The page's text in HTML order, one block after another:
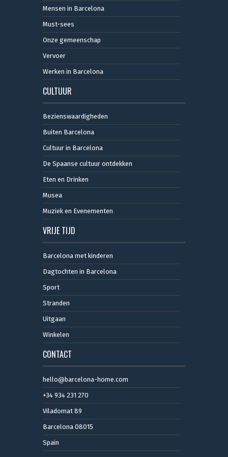
Mensen in Barcelona
Must-sees
Onze gemeenschap
Vervoer
Werken in Barcelona
CULTUUR
Bezienswaardigheden
Buiten Barcelona
Cultuur in Barcelona
De Spaanse cultuur ontdekken
Eten en Drinken
Musea
Muziek en Evenementen
VRIJE TIJD
Barcelona met kinderen
Dagtochten in Barcelona
Sport
Stranden
Uitgaan
Winkelen
CONTACT
hello@barcelona-home.com
+34 934 231 270
Viladomat 89
Barcelona 08015
Spain